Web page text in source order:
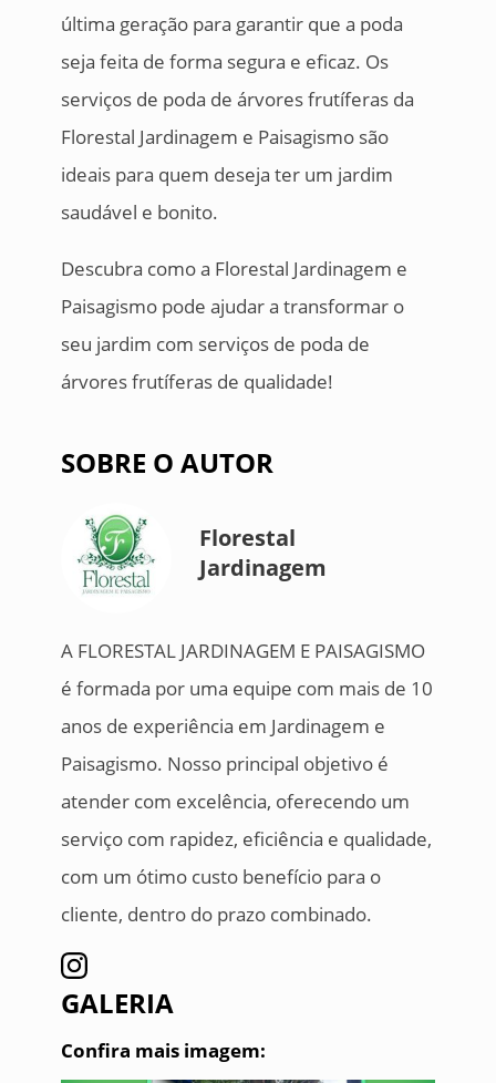
última geração para garantir que a poda
seja feita de forma segura e eficaz. Os
serviços de poda de árvores frutíferas da
Florestal Jardinagem e Paisagismo são
ideais para quem deseja ter um jardim
saudável e bonito.
Descubra como a Florestal Jardinagem e
Paisagismo pode ajudar a transformar o
seu jardim com serviços de poda de
árvores frutíferas de qualidade!
SOBRE O AUTOR
Florestal
Jardinagem
A FLORESTAL JARDINAGEM E PAISAGISMO
é formada por uma equipe com mais de 10
anos de experiência em Jardinagem e
Paisagismo. Nosso principal objetivo é
atender com excelência, oferecendo um
serviço com rapidez, eficiência e qualidade,
com um ótimo custo benefício para o
cliente, dentro do prazo combinado.
GALERIA
Confira mais imagem: